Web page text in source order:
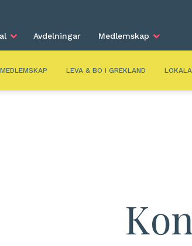
Avdelningar Medlemskap
MEDLEMSKAP LEVA & BO I GREKLAND